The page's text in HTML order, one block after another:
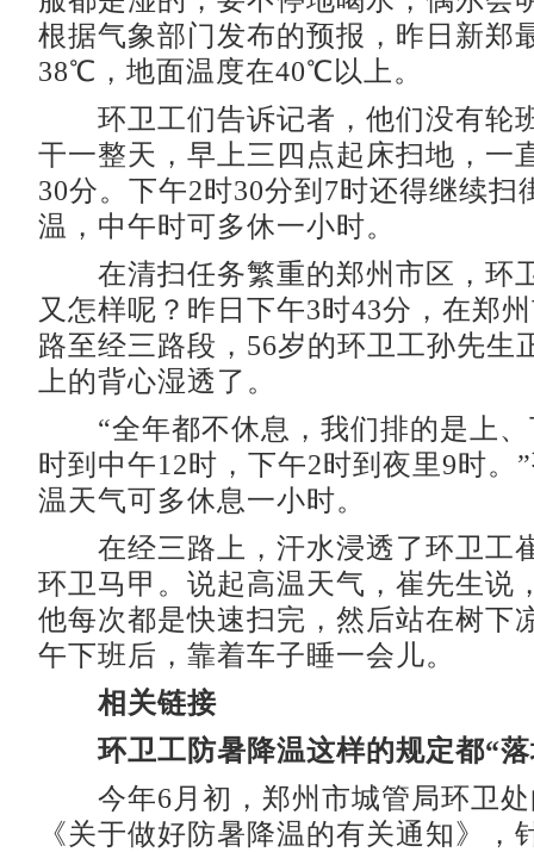
根据气象部门发布的预报，昨日新郑
38℃，地面温度在40℃以上。
环卫工们告诉记者，他们没有轮
干一整天，早上三四点起床扫地，一
30分。下午2时30分到7时还得继续扫
温，中午时可多休一小时。
在清扫任务繁重的郑州市区，环
又怎样呢？昨日下午3时43分，在郑
路至经三路段，56岁的环卫工孙先生
上的背心湿透了。
“全年都不休息，我们排的是上、
时到中午12时，下午2时到夜里9时。
温天气可多休息一小时。
在经三路上，汗水浸透了环卫工
环卫马甲。说起高温天气，崔先生说
他每次都是快速扫完，然后站在树下
午下班后，靠着车子睡一会儿。
相关链接
环卫工防暑降温这样的规定都“
今年6月初，郑州市城管局环卫处
《关于做好防暑降温的有关通知》，